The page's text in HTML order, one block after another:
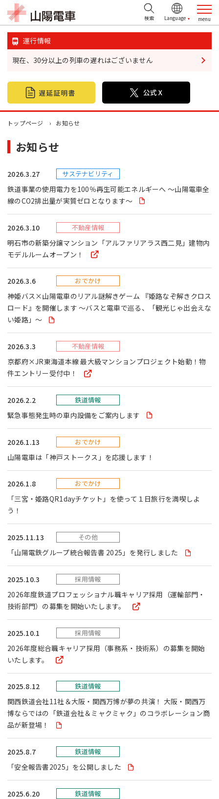
運行情報
現在、30分以上の列車の遅れはございません
トップページ お知らせ
お知らせ
2026.3.27 サステナビリティ
鉄道事業の使用電力を100％再生可能エネルギーへ ～山陽電車全
線のCO2排出量が実質ゼロとなります～
2026.3.10 不動産情報
明石市の新築分譲マンション「アルファリアラス西二見」建物内
モデルルームオープン！
2026.3.6 おでかけ
神姫バス×山陽電車のリアル謎解きゲーム 『姫路なぞ解きクロス
ロード』を開催します ～バスと電車で巡る、「観光じゃ出会えな
い姫路」～
2026.3.3 不動産情報
京都府×JR東海道本線 最大級マンションプロジェクト始動！物
件エントリー受付中！
2026.2.2 鉄道情報
緊急事態発生時の車内設備をご案内します
2026.1.13 おでかけ
山陽電車は「神戸ストークス」を応援します！
2026.1.8 おでかけ
「三宮・姫路QR1dayチケット」を使って１日旅行を満喫しよ
う！
2025.11.13 その他
「山陽電鉄グループ統合報告書 2025」を発行しました
2025.10.3 採用情報
2026年度鉄道プロフェッショナル職キャリア採用（運輸部門・
技術部門）の募集を開始いたします。
2025.10.1 採用情報
2026年度総合職キャリア採用（事務系・技術系）の募集を開始
いたします。
2025.8.12 鉄道情報
関西鉄道会社11社＆大阪・関西万博が夢の共演！ 大阪・関西万
博ならではの「鉄道会社＆ミャクミャク」のコラボレーション商
品が新登場！
2025.8.7 鉄道情報
「安全報告書2025」を公開しました
2025.6.20 鉄道情報
検索
おでかけ情報
不動産情報
企業・IR情報
山陽電鉄グループ
お問い合わせ
採用情報